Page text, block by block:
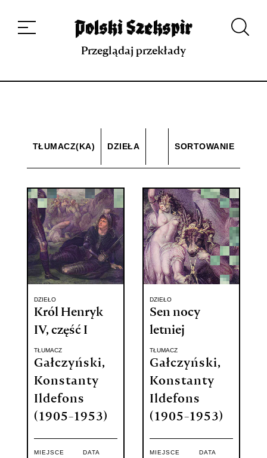
projekcie
Kontakt Indeks strony Aplikacja
Repozytorium XIX w.
Przeglądaj przekłady
TŁUMACZ(KA) DZIEŁA SORTOWANIE
DZIEŁO
Król Henryk
IV, część I
TŁUMACZ
Gałczyński,
Konstanty
Ildefons
(1905-1953)
MIEJSCE DATA
DZIEŁO
Sen nocy
letniej
TŁUMACZ
Gałczyński,
Konstanty
Ildefons
(1905-1953)
MIEJSCE DATA